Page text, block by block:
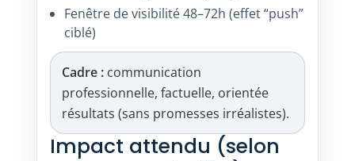
Fenêtre de visibilité 48–72h (effet “push”
ciblé)
Cadre : communication
professionnelle, factuelle, orientée
résultats (sans promesses irréalistes).
Impact attendu (selon